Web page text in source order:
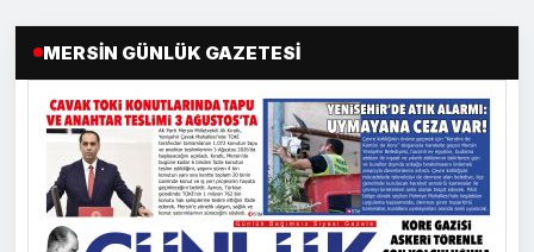
MERSIN GÜNLÜK GAZETESI